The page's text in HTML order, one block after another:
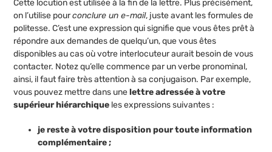
Cette locution est utilisée à la fin de la lettre. Plus précisément,
on l’utilise pourconclure un e-mail, juste avant les formules de
politesse. C’est une expression qui signifie que vous êtes prêt à
répondre aux demandes de quelqu’un, que vous êtes
disponibles au cas où votre interlocuteur aurait besoin de vous
contacter. Notez qu’elle commence par un verbe pronominal,
ainsi, il faut faire très attention à sa conjugaison. Par exemple,
vous pouvez mettre dans unelettre adressée à votre
supérieur hiérarchique les expressions suivantes :
je reste à votre disposition pour toute information
complémentaire ;